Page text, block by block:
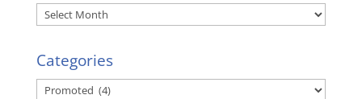
Archives
Categories
Categories